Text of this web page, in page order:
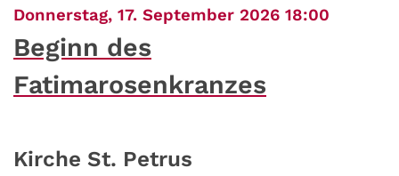
Donnerstag, 17. September 2026 18:00
Beginn des
Fatimarosenkranzes
Kirche St. Petrus